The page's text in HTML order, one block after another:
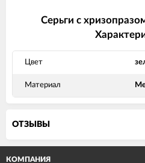
Серьги с
Цвет
Материал
ОТЗЫВЫ
КОМПАНИЯ